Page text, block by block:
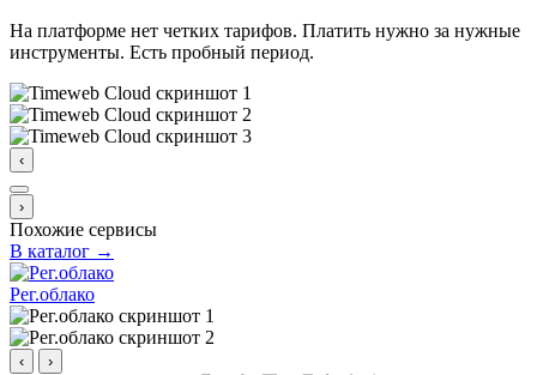
На платформе нет четких тарифов. Платить нужно за нужные
инструменты. Есть пробный период.
‹
›
Похожие сервисы
В каталог →
Рег.облако
‹ ›